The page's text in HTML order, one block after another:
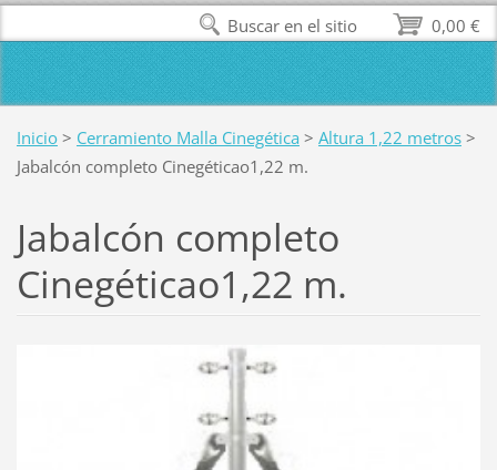
Inicio > Cerramiento Malla Cinegética > Altura 1,22 metros >
Jabalcón completo Cinegéticao1,22 m.
Jabalcón completo
Cinegéticao1,22 m.
0,00 €
Buscar en el sitio